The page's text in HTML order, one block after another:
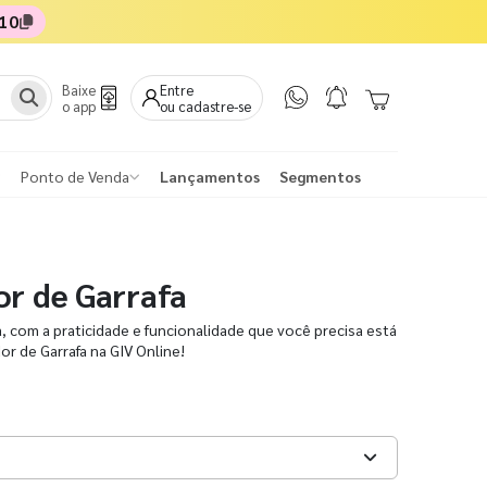
Baixe
o app
Entre
ou cadastre-se
Ponto de Venda Lançamentos Segmentos
de Garrafa
com a praticidade e funcionalidade que você precisa está
de Garrafa na GIV Online!